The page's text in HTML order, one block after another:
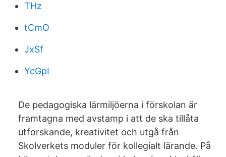
THz
tCmO
JxSf
YcGpI
De pedagogiska lärmiljöerna i förskolan är
framtagna med avstamp i att de ska tillåta
utforskande, kreativitet och utgå från
Skolverkets moduler för kollegialt lärande. På